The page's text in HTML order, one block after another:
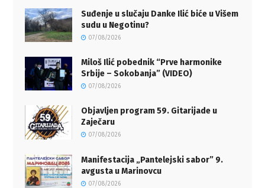
Suđenje u slučaju Danke Ilić biće u Višem
sudu u Negotinu?
07/08/2026
Miloš Ilić pobednik “Prve harmonike
Srbije – Sokobanja” (VIDEO)
07/08/2026
Objavljen program 59. Gitarijade u
Zaječaru
07/08/2026
Manifestacija „Pantelejski sabor” 9.
avgusta u Marinovcu
07/08/2026